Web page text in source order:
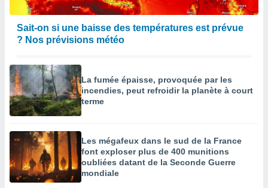
Sait-on si une baisse des températures est prévue
? Nos prévisions météo
La fumée épaisse, provoquée par les
incendies, peut refroidir la planète à court
terme
Les mégafeux dans le sud de la France
font exploser plus de 400 munitions
oubliées datant de la Seconde Guerre
mondiale